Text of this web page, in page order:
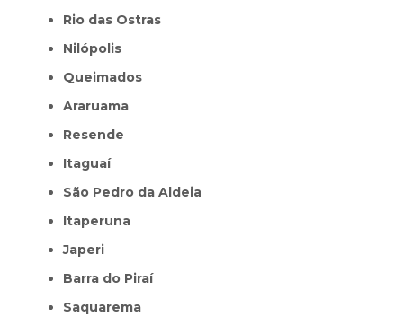
Rio das Ostras
Nilópolis
Queimados
Araruama
Resende
Itaguaí
São Pedro da Aldeia
Itaperuna
Japeri
Barra do Piraí
Saquarema